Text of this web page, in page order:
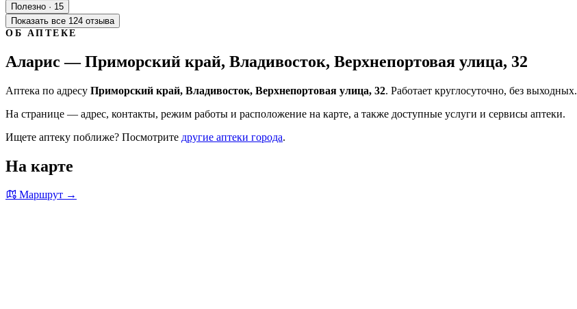
Полезно · 15
Показать все 124 отзыва
ОБ АПТЕКЕ
Аларис — Приморский край, Владивосток, Верхнепортовая улица, 32
Аптека по адресу Приморский край, Владивосток, Верхнепортовая улица, 32. Работает круглосуточно, без выходных.
На странице — адрес, контакты, режим работы и расположение на карте, а также доступные услуги и сервисы аптеки.
Ищете аптеку поближе? Посмотрите другие аптеки города.
На карте
Маршрут →